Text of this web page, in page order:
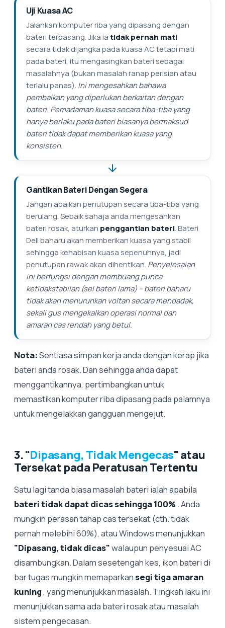
Uji Kuasa AC
Jalankan komputer riba yang dipasang dengan
bateri terpasang. Jika iatidak pernah mati
secara tidak dijangka pada kuasa AC tetapi mati
pada bateri, itu mengasingkan bateri sebagai
masalahnya (bukan masalah ranap perisian atau
terlalu panas). Ini mengesahkan bahawa
pembaikan yang diperlukan berkaitan dengan
bateri. Pemadaman kuasa secara tiba-tiba yang
hanya berlaku pada bateri biasanya bermaksud
bateri tidak dapat memberikan kuasa yang
konsisten.
Gantikan Bateri Dengan Segera
Jangan abaikan penutupan secara tiba-tiba yang
berulang. Sebaik sahaja anda mengesahkan
bateri rosak, aturkan penggantian bateri. Bateri
Dell baharu akan memberikan kuasa yang stabil
sehingga kehabisan kuasa sepenuhnya, jadi
penutupan rawak akan dihentikan. Penyelesaian
ini berfungsi dengan membuang punca
ketidakstabilan (sel bateri lama) – bateri baharu
tidak akan menurunkan voltan secara mendadak,
sekali gus mengekalkan operasi normal dan
amaran cas rendah yang betul.
Nota:Sentiasa simpan kerja anda dengan kerap jika
bateri anda rosak. Dan sehingga anda dapat
menggantikannya, pertimbangkan untuk
memastikan komputer riba dipasang pada palamnya
untuk mengelakkan gangguan mengejut.
3. "Dipasang, Tidak Mengecas" atau
Tersekat pada Peratusan Tertentu
Satu lagi tanda biasa masalah bateri ialah apabila
bateri tidak dapat dicas sehingga 100% . Anda
mungkin perasan tahap cas tersekat (cth. tidak
pernah melebihi 60%), atau Windows menunjukkan
"Dipasang, tidak dicas"walaupun penyesuai AC
disambungkan. Dalam sesetengah kes, ikon bateri di
bar tugas mungkin memaparkansegi tiga amaran
kuning , yang menunjukkan masalah. Tingkah laku ini
menunjukkan sama ada bateri rosak atau masalah
sistem pengecasan.